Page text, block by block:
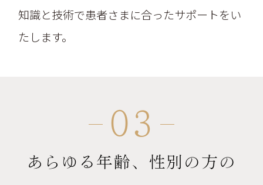
知識と技術で患者さまに合ったサポートをい
たします。
03
あらゆる年齢、性別の方の